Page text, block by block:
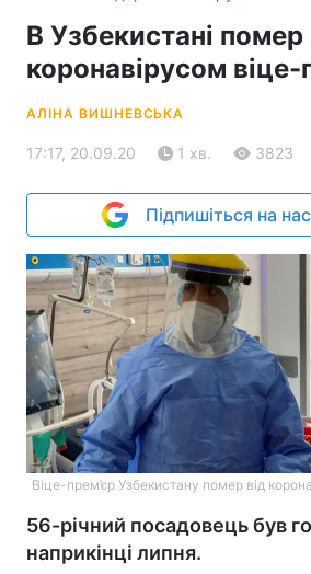
В Узбекистані
коронавірусом віце-
АЛІНА ВИШНЕВСЬКА
17:17, 20.09.20 1 хв. 3823
Підпишіться на
Віце-прем’єр Узбекистану помер від
56-річний посадовець був
наприкінці липня.